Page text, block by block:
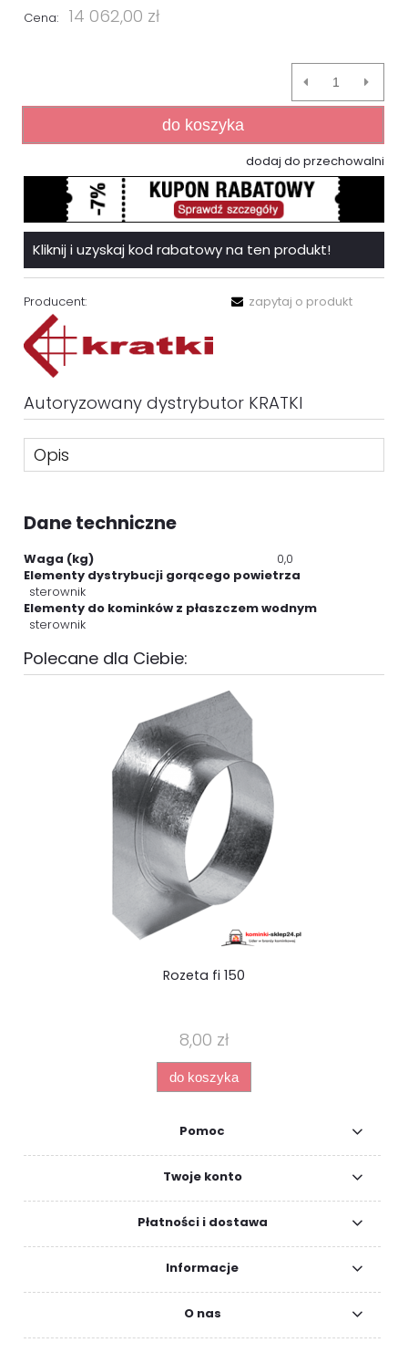
Cena: 14 062,00 zł
do koszyka
dodaj do przechowalni
Kliknij i uzyskaj kod rabatowy na ten produkt!
Producent: zapytaj o produkt
Autoryzowany dystrybutor KRATKI
Opis
Dane techniczne
Waga (kg) 0,0
Elementy dystrybucji gorącego powietrza
sterownik
Elementy do kominków z płaszczem wodnym
sterownik
Polecane dla Ciebie:
Rozeta fi 150
8,00 zł
do koszyka
Pomoc
Twoje konto
Płatności i dostawa
Informacje
O nas